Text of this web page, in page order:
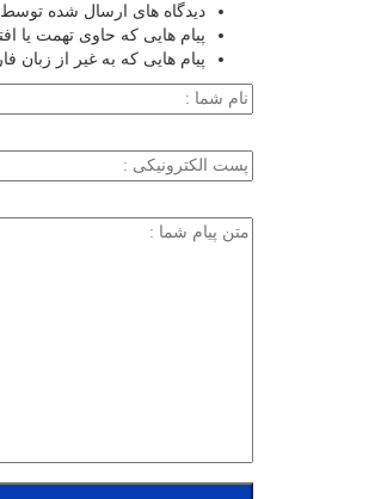
دیدگاه های ارسال شده
پیام هایی که حاوی تهمت یا
پیام هایی که به غیر از زبان